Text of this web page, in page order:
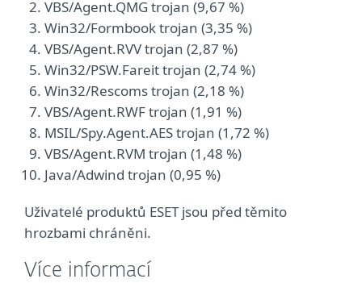
VBS/Agent.QMG trojan (9,67 %)
Win32/Formbook trojan (3,35 %)
VBS/Agent.RVV trojan (2,87 %)
Win32/PSW.Fareit trojan (2,74 %)
Win32/Rescoms trojan (2,18 %)
VBS/Agent.RWF trojan (1,91 %)
MSIL/Spy.Agent.AES trojan (1,72 %)
VBS/Agent.RVM trojan (1,48 %)
Java/Adwind trojan (0,95 %)
Uživatelé produktů ESET jsou před těmito
hrozbami chráněni.
Více informací